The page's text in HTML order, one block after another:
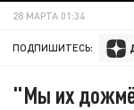
28 МАРТА 01:34
ПОДПИШИТЕСЬ:
"Мы их